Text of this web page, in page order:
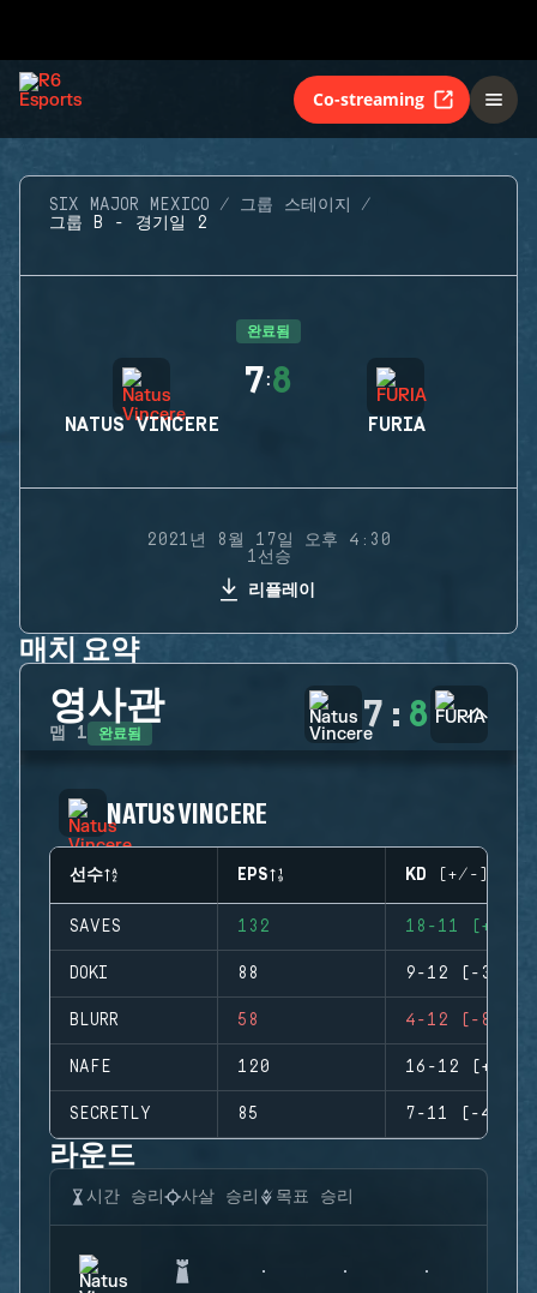
Co-streaming
SIX MAJOR MEXICO
그룹 스테이지
그룹 B - 경기일 2
완료됨
NATUS VINCERE
7:8
FURIA
2021년 8월 17일 오후 4:30
1선승
리플레이
매치 요약
영사관
맵 1 완료됨 7 : 8
NATUS VINCERE
선수 EPS KD (+/-)
SAVES 132 18-11 (+7)
DOKI 88 9-12 (-3)
BLURR 58 4-12 (-8)
NAFE 120 16-12 (+4)
SECRETLY 85 7-11 (-4)
라운드
시간 승리 사살 승리 목표 승리